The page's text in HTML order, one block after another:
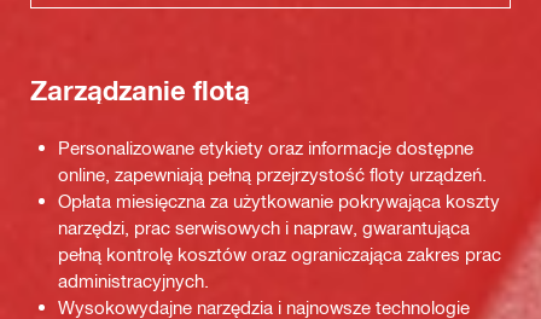
Zarządzanie flotą
Personalizowane etykiety oraz informacje dostępne
online, zapewniają pełną przejrzystość floty urządzeń.
Opłata miesięczna za użytkowanie pokrywająca koszty
narzędzi, prac serwisowych i napraw, gwarantująca
pełną kontrolę kosztów oraz ograniczająca zakres prac
administracyjnych.
Wysokowydajne narzędzia i najnowsze technologie